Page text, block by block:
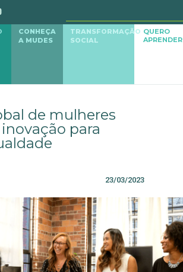
CONHEÇA
A MUDES
TRANSFORMAÇÃO
SOCIAL
QUERO
APRENDER
de mulheres
para
23/03/2023